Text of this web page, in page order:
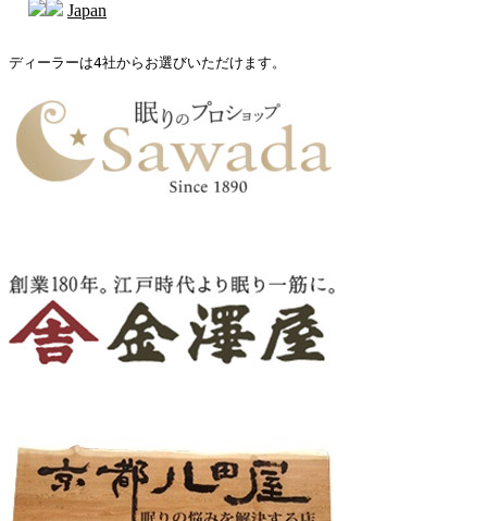
Japan
ディーラーは4社からお選びいただけます。